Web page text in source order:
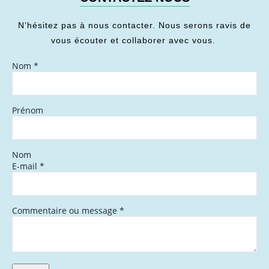
N’hésitez pas à nous contacter. Nous serons ravis de
vous écouter et collaborer avec vous.
Nom *
Prénom
Nom
E-mail *
Commentaire ou message *